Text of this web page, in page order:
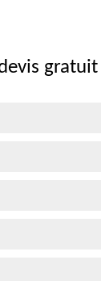
gratuit